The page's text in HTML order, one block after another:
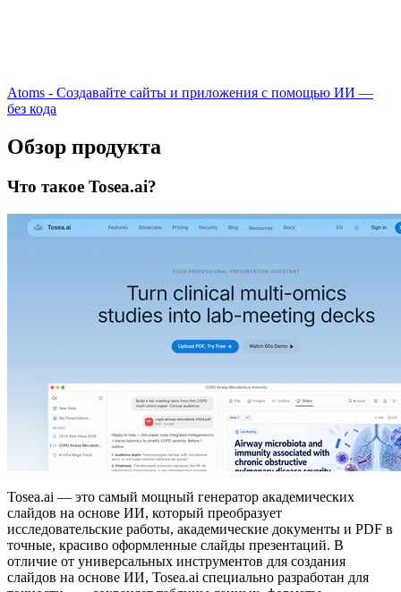
Atoms - Создавайте сайты и приложения с помощью ИИ —
без кода
Обзор продукта
Что такое Tosea.ai?
Tosea.ai — это самый мощный генератор академических
слайдов на основе ИИ, который преобразует
исследовательские работы, академические документы и PDF в
точные, красиво оформленные слайды презентаций. В
отличие от универсальных инструментов для создания
слайдов на основе ИИ, Tosea.ai специально разработан для